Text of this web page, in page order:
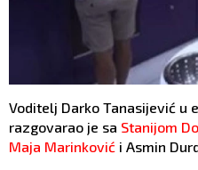
Voditelj Darko Tanasijević u
razgovarao je sa Stanijom
Maja Marinković i Asmin